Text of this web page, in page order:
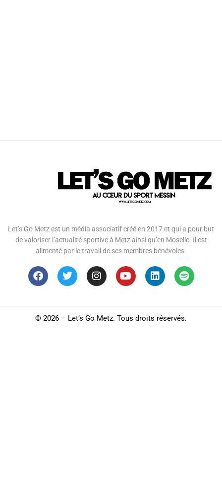
Let’s Go Metz est un média associatif créé en 2017 et qui a pour but
de valoriser l’actualité sportive à Metz ainsi qu’en Moselle. Il est
alimenté par le travail de ses membres bénévoles.
© 2026 – Let’s Go Metz. Tous droits réservés.